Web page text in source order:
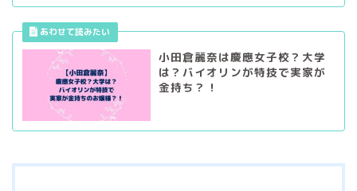
小田倉麗奈は慶應女子校？大学
は？バイオリンが特技で実家が
金持ち？！